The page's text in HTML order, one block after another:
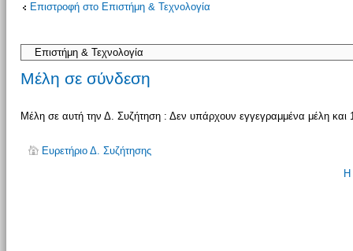
απάντησης
Επιστροφή στο Επιστήμη & Τεχνολογία
Μέλη σε σύνδεση
Μέλη σε αυτή την Δ. Συζήτηση : Δεν υπάρχουν εγγεγραμμένα μέλη και
Ευρετήριο Δ. Συζήτησης
Η